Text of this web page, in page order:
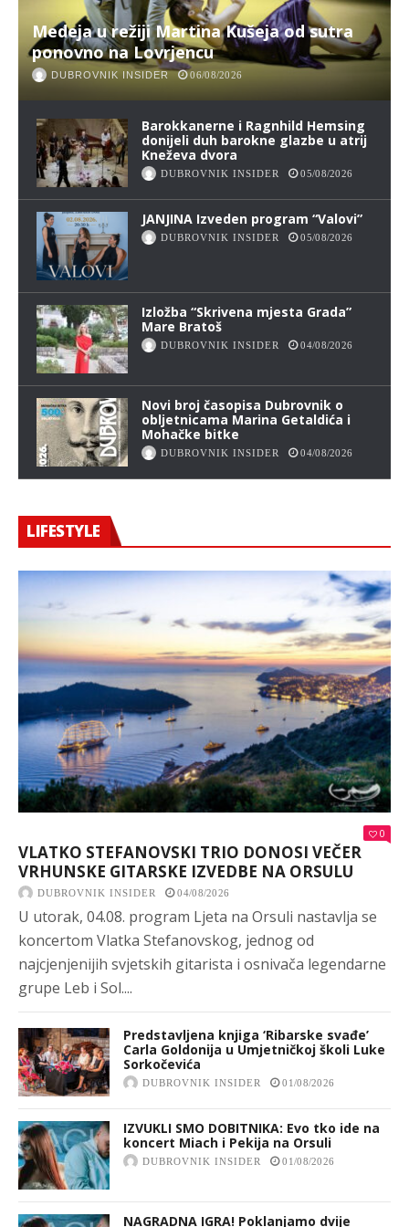
Medeja u režiji Martina Kušeja od sutra
ponovno na Lovrjencu
DUBROVNIK INSIDER 06/08/2026
Barokkanerne i Ragnhild Hemsing
donijeli duh barokne glazbe u atrij
Kneževa dvora
DUBROVNIK INSIDER 05/08/2026
JANJINA Izveden program “Valovi”
DUBROVNIK INSIDER 05/08/2026
Izložba “Skrivena mjesta Grada”
Mare Bratoš
DUBROVNIK INSIDER 04/08/2026
Novi broj časopisa Dubrovnik o
obljetnicama Marina Getaldića i
Mohačke bitke
DUBROVNIK INSIDER 04/08/2026
LIFESTYLE
0
VLATKO STEFANOVSKI TRIO DONOSI VEČER
VRHUNSKE GITARSKE IZVEDBE NA ORSULU
DUBROVNIK INSIDER 04/08/2026
U utorak, 04.08. program Ljeta na Orsuli nastavlja se
koncertom Vlatka Stefanovskog, jednog od
najcjenjenijih svjetskih gitarista i osnivača legendarne
grupe Leb i Sol....
Predstavljena knjiga ‘Ribarske svađe’
Carla Goldonija u Umjetničkoj školi Luke
Sorkočevića
DUBROVNIK INSIDER 01/08/2026
IZVUKLI SMO DOBITNIKA: Evo tko ide na
koncert Miach i Pekija na Orsuli
DUBROVNIK INSIDER 01/08/2026
NAGRADNA IGRA! Poklanjamo dvije